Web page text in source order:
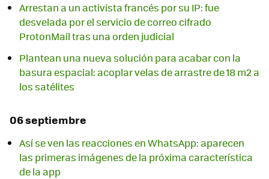
Arrestan a un activista francés por su IP: fue
desvelada por el servicio de correo cifrado
ProtonMail tras una orden judicial
Plantean una nueva solución para acabar con la
basura espacial: acoplar velas de arrastre de 18 m2 a
los satélites
06 septiembre
Así se ven las reacciones en WhatsApp: aparecen
las primeras imágenes de la próxima característica
de la app